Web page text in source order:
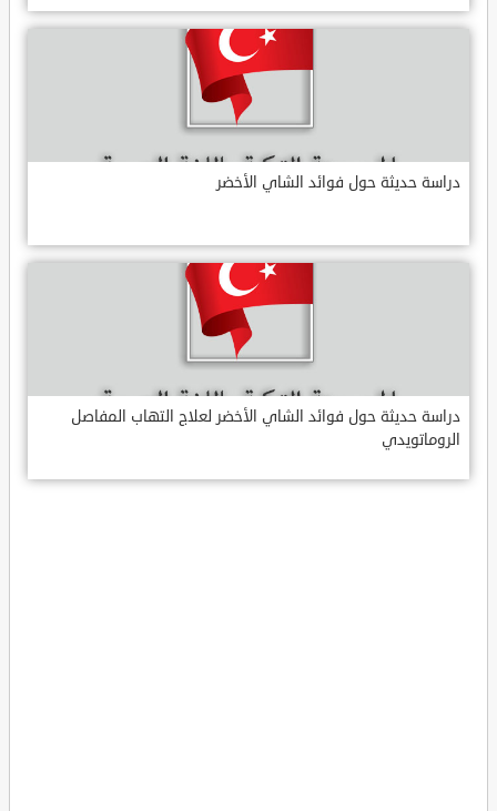
دراسة حديثة حول فوائد الشاي الأخضر
دراسة حديثة حول فوائد الشاي الأخضر لعلاج التهاب المفاصل
الروماتويدي